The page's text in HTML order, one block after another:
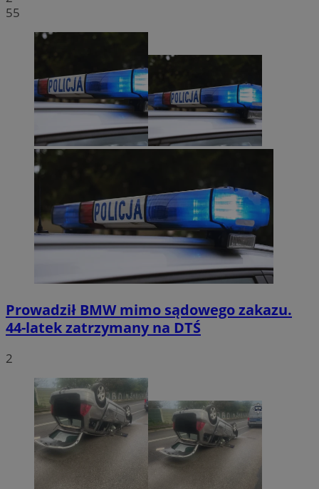
55
Prowadził BMW mimo sądowego zakazu.
44-latek zatrzymany na DTŚ
2